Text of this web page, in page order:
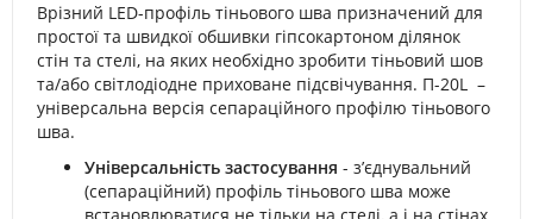
Врізний LED-профіль тіньового шва призначений для
простої та швидкої обшивки гіпсокартоном ділянок
стін та стелі, на яких необхідно зробити тіньовий шов
та/або світлодіодне приховане підсвічування. П-20L –
універсальна версія сепараційного профілю тіньового
шва.
Універсальність застосування - з’єднувальний
(сепараційний) профіль тіньового шва може